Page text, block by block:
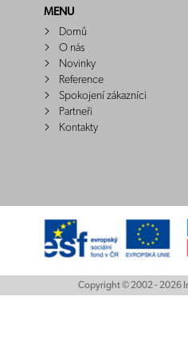
MENU
Domů
O nás
Novinky
Reference
Spokojení zákazníci
Partneři
Kontakty
Copyright © 2002 - 2026